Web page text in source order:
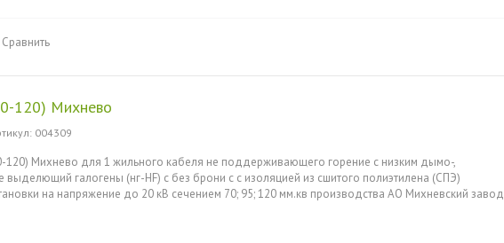
Сравнить
120) Михнево
: 004309
120) Михнево для 1 жильного кабеля не поддерживающего горение с низким дымо-,
выделющий галогены (нг-HF) с без брони с с изоляцией из сшитого полиэтилена (СПЭ)
на напряжение до 20 кВ сечением 70; 95; 120 мм.кв производства АО Михневский завод